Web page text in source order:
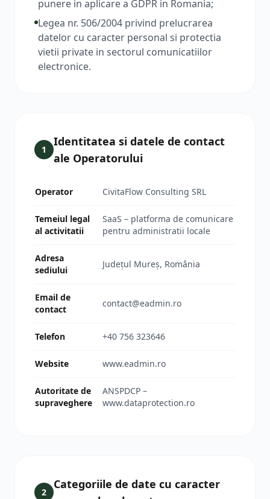
punere in aplicare a GDPR in Romania;
Legea nr. 506/2004 privind prelucrarea
datelor cu caracter personal si protectia
vietii private in sectorul comunicatiilor
electronice.
1
Identitatea si datele de contact
ale Operatorului
Operator CivitaFlow Consulting SRL
Temeiul legal
al activitatii
SaaS – platforma de comunicare
pentru administratii locale
Adresa
sediului
Județul Mureș, România
Email de
contact
contact@eadmin.ro
Telefon +40 756 323646
Website www.eadmin.ro
Autoritate de
supraveghere
ANSPDCP –
www.dataprotection.ro
2
Categoriile de date cu caracter